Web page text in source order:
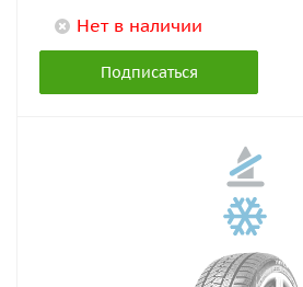
Нет в наличии
Подписаться